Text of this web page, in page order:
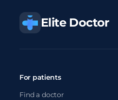
Elite Doctor
For patients
Find a doctor